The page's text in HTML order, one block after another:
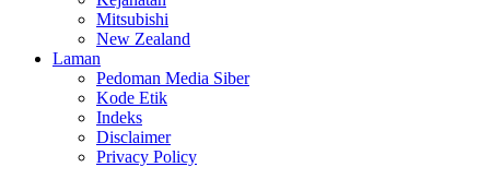
Mitsubishi
New Zealand
Laman
Pedoman Media Siber
Kode Etik
Indeks
Disclaimer
Privacy Policy